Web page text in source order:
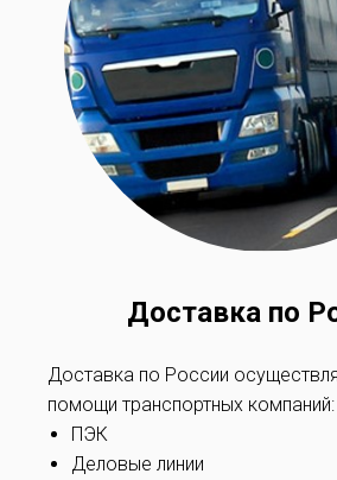
Доставка по
Доставка по России
помощи транспортных компаний:
ПЭК
Деловые линии